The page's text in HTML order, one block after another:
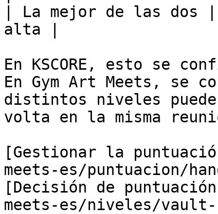
| La mejor de las dos |
alta |
En KSCORE, esto se
En Gym Art Meets, se
distintos niveles
volta en la misma
[Gestionar la
meets-es/puntuacion/
[Decisión de
meets-es/niveles/